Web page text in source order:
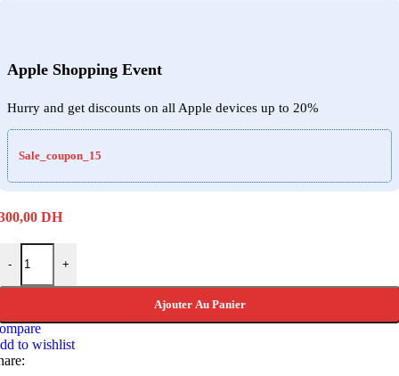
Apple Shopping Event
Hurry and get discounts on all Apple devices up to 20%
Sale_coupon_15
DH
-
de Batterie EN-EL14 pour appareil photo Nikon
+
Ajouter Au Panier
to wishlist